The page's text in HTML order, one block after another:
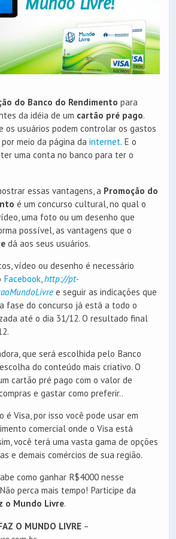
do Banco do Rendimento para
da idéia de um cartão pré pago.
os usuários podem controlar os gastos
meio da página da internet. E o
uma conta no banco para ter o
essas vantagens, a Promoção do
é um concurso cultural, no qual o
uma foto ou um desenho que
possível, as vantagens que o
dá aos seus usuários.
vídeo ou desenho é necessário
Facebook,http://pt-
e seguir as indicações que
fase do concurso já está a todo o
até o dia 31/12. O resultado final
que será escolhida pelo Banco
do conteúdo mais criativo. O
cartão pré pago com o valor de
e gastar como preferir..
é Visa, por isso você pode usar em
comercial onde o Visa está
você terá uma vasta gama de opções
e demais comércios de sua região.
como ganhar R$4000 nesse
perca mais tempo! Participe da
o Mundo Livre.
O MUNDO LIVRE –